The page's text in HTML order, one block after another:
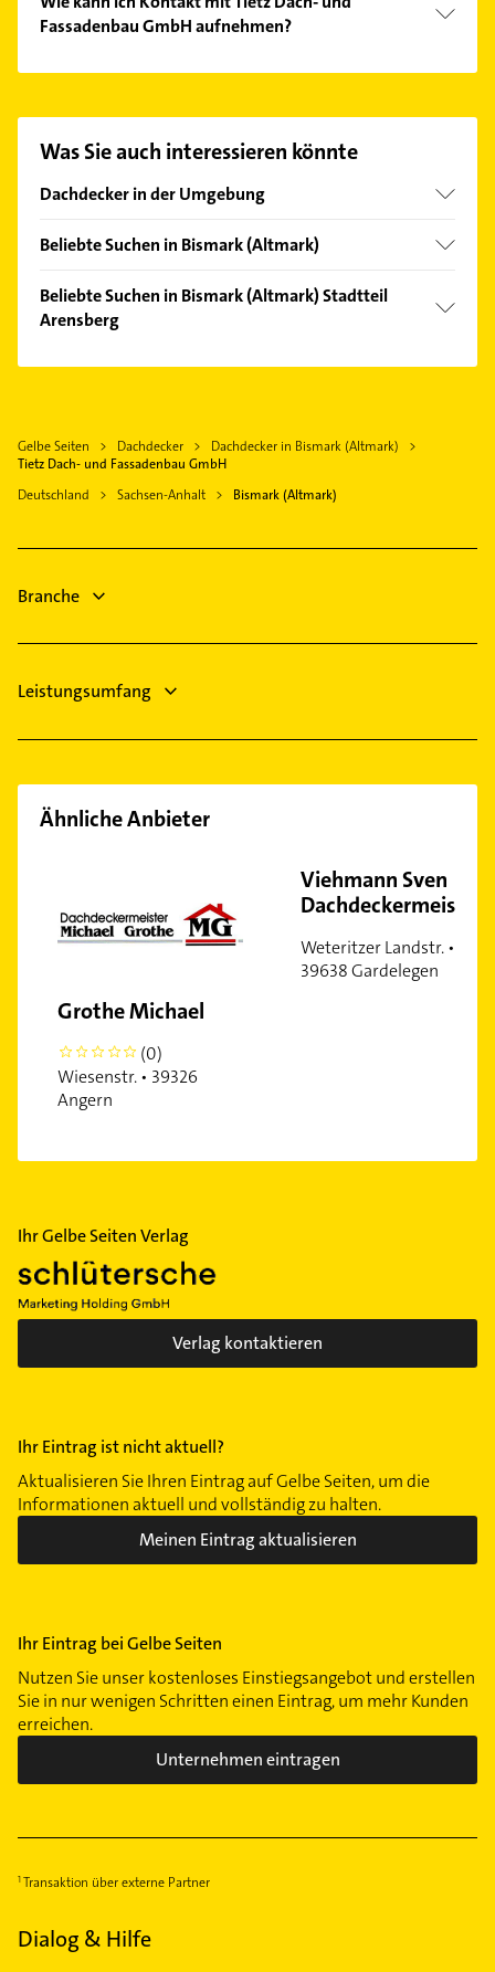
Fassadenbau GmbH aufnehmen?
Hier finden Sie alleKontaktdaten
Was Sie auch interessieren könnte
Dachdecker in der Umgebung
Kalbe (Milde)
Arendsee (Altmark)
Stendal
Beliebte Suchen in Bismark (Altmark)
Schreiner
Bauunternehmen
Maler
Phoniatrie
Logopädie
Beliebte Suchen in Bismark (Altmark) Stadtteil
Arensberg
Gelbe Seiten Dachdecker
Dachdecker in Bismark (Altmark)
Tietz Dach- und Fassadenbau GmbH
Deutschland
Sachsen-Anhalt Bismark (Altmark)
Branche
Leistungsumfang
Ähnliche Anbieter
Grothe Michael
0
(0)
Wiesenstr. • 39326
Angern
Viehmann Sven
Dachdeckermeister
Weteritzer Landstr. •
39638 Gardelegen
Ihr Gelbe Seiten Verlag
Verlag kontaktieren
Ihr Eintrag ist nicht aktuell?
Aktualisieren Sie Ihren Eintrag auf Gelbe Seiten, um die
Informationen aktuell und vollständig zu halten.
Meinen Eintrag aktualisieren
Ihr Eintrag bei Gelbe Seiten
Nutzen Sie unser kostenloses Einstiegsangebot und erstellen
Sie in nur wenigen Schritten einen Eintrag, um mehr Kunden
erreichen.
Unternehmen eintragen
Transaktion über externe Partner
Dialog & Hilfe